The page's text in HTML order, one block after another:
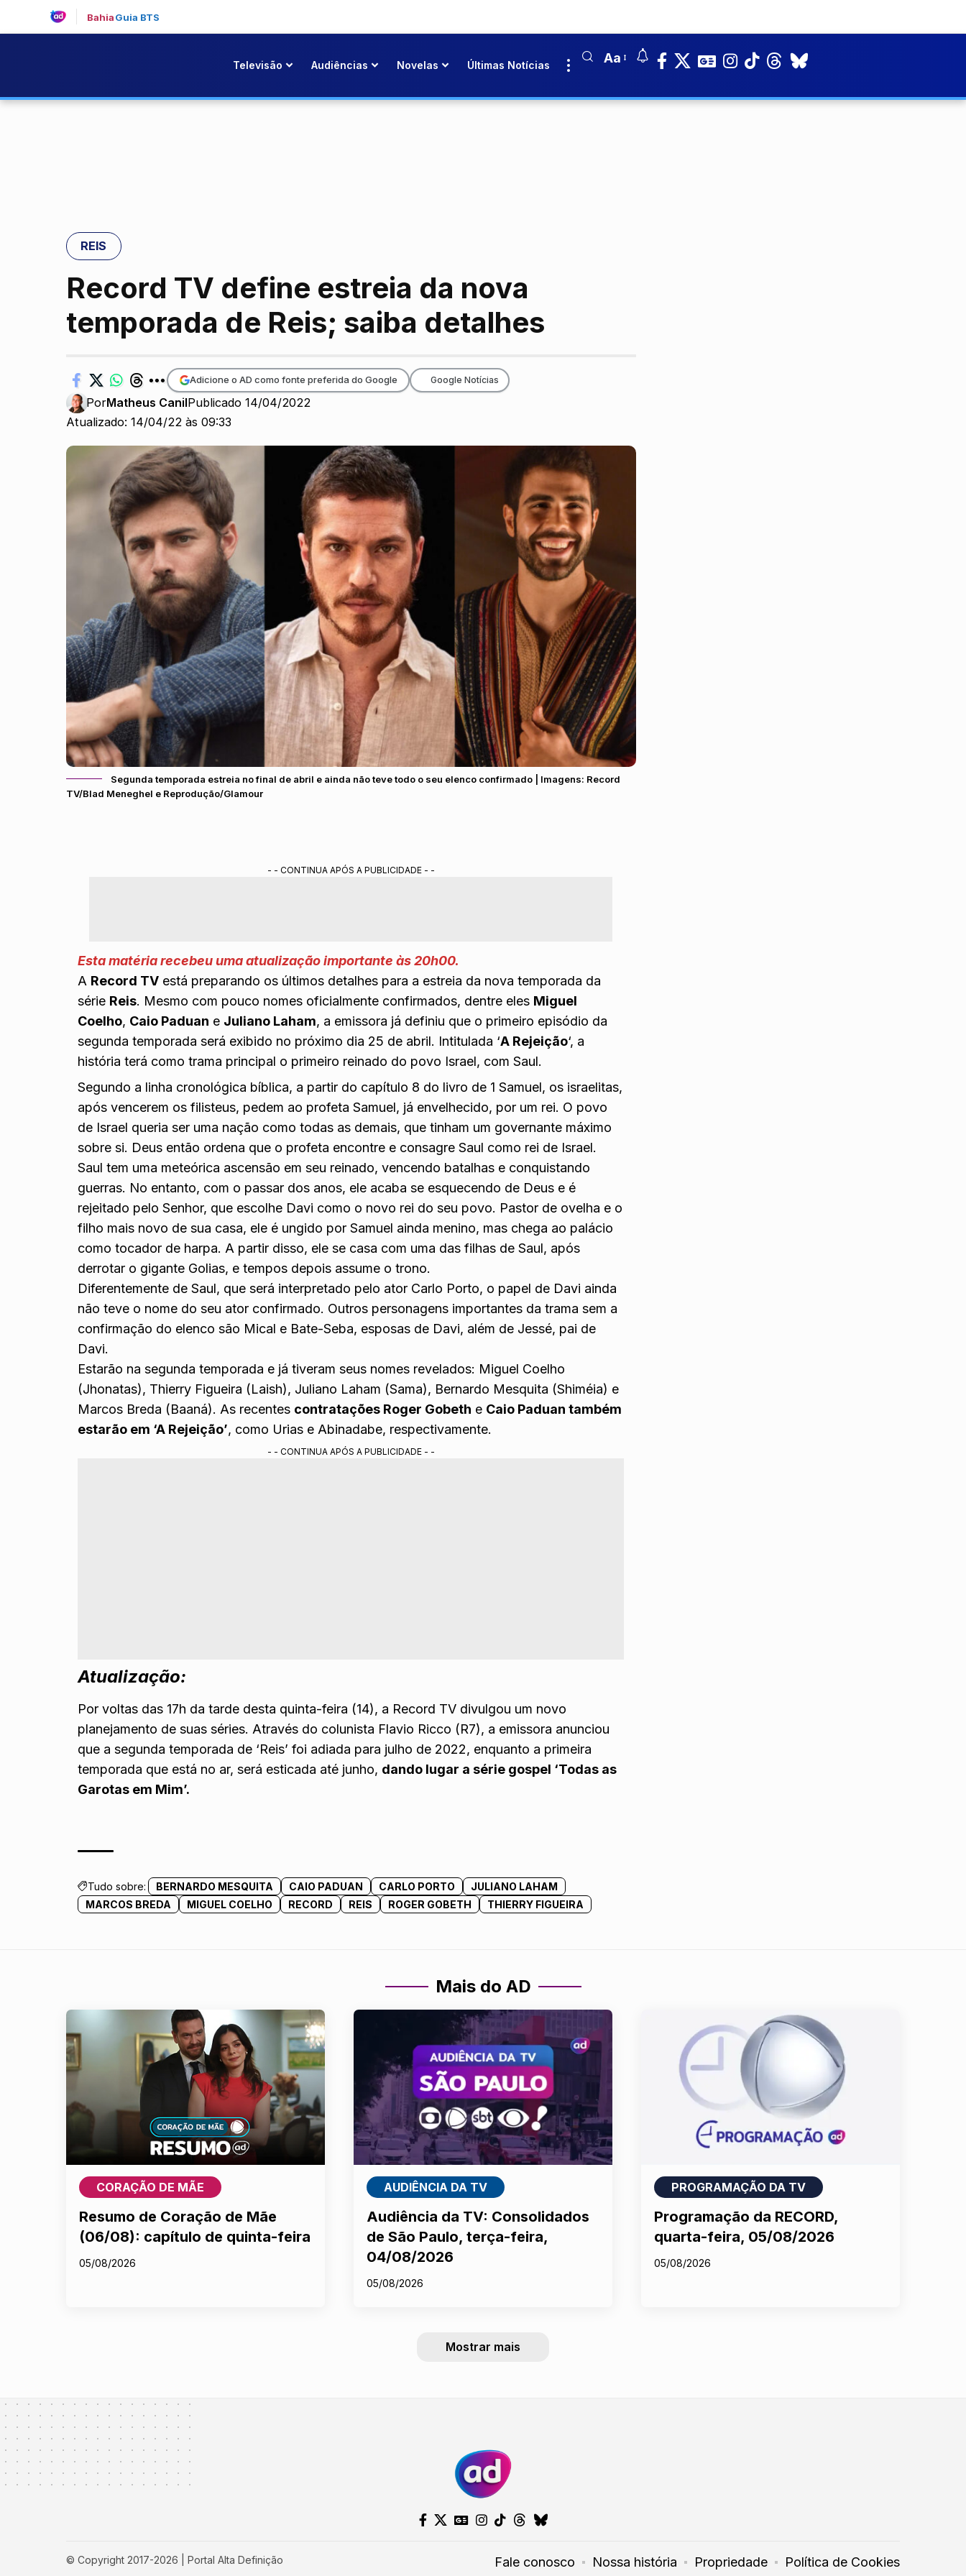
BahiaGuia BTS
Televisão Audiências Novelas Últimas Notícias Aa
REIS
Record TV define estreia da nova
temporada de Reis; saiba detalhes
Atualizado: 14/04/22 às 09:33
PorMatheus CanilPublicado 14/04/2022
Adicione o AD como fonte preferida do Google Google Notícias
Segunda temporada estreia no final de abril e ainda não teve todo o seu elenco confirmado | Imagens: Record
TV/Blad Meneghel e Reprodução/Glamour
- - CONTINUA APÓS A PUBLICIDADE - -
Esta matéria recebeu uma atualização importante às 20h00.
A Record TV está preparando os últimos detalhes para a estreia da nova temporada da
série Reis. Mesmo com pouco nomes oficialmente confirmados, dentre eles Miguel
Coelho, Caio Paduan e Juliano Laham, a emissora já definiu que o primeiro episódio da
segunda temporada será exibido no próximo dia 25 de abril. Intitulada ‘A Rejeição‘, a
história terá como trama principal o primeiro reinado do povo Israel, com Saul.
Segundo a linha cronológica bíblica, a partir do capítulo 8 do livro de 1 Samuel, os israelitas,
após vencerem os filisteus, pedem ao profeta Samuel, já envelhecido, por um rei. O povo
de Israel queria ser uma nação como todas as demais, que tinham um governante máximo
sobre si. Deus então ordena que o profeta encontre e consagre Saul como rei de Israel.
Saul tem uma meteórica ascensão em seu reinado, vencendo batalhas e conquistando
guerras. No entanto, com o passar dos anos, ele acaba se esquecendo de Deus e é
rejeitado pelo Senhor, que escolhe Davi como o novo rei do seu povo. Pastor de ovelha e o
filho mais novo de sua casa, ele é ungido por Samuel ainda menino, mas chega ao palácio
como tocador de harpa. A partir disso, ele se casa com uma das filhas de Saul, após
derrotar o gigante Golias, e tempos depois assume o trono.
Diferentemente de Saul, que será interpretado pelo ator Carlo Porto, o papel de Davi ainda
não teve o nome do seu ator confirmado. Outros personagens importantes da trama sem a
confirmação do elenco são Mical e Bate-Seba, esposas de Davi, além de Jessé, pai de
Davi.
Estarão na segunda temporada e já tiveram seus nomes revelados: Miguel Coelho
(Jhonatas), Thierry Figueira (Laish), Juliano Laham (Sama), Bernardo Mesquita (Shiméia) e
Marcos Breda (Baaná). As recentes contratações Roger Gobeth e Caio Paduan também
estarão em ‘A Rejeição’, como Urias e Abinadabe, respectivamente.
- - CONTINUA APÓS A PUBLICIDADE - -
Atualização:
Por voltas das 17h da tarde desta quinta-feira (14), a Record TV divulgou um novo
planejamento de suas séries. Através do colunista Flavio Ricco (R7), a emissora anunciou
que a segunda temporada de ‘Reis’ foi adiada para julho de 2022, enquanto a primeira
temporada que está no ar, será esticada até junho, dando lugar a série gospel ‘Todas as
Garotas em Mim’.
Tudo sobre: BERNARDO MESQUITA CAIO PADUAN CARLO PORTO
JULIANO LAHAM
MARCOS BREDA
MIGUEL COELHO RECORD REIS ROGER GOBETH THIERRY FIGUEIRA
Mais do AD
CORAÇÃO DE MÃE
Resumo de Coração de Mãe
(06/08): capítulo de quinta-feira
05/08/2026
AUDIÊNCIA DA TV
Audiência da TV: Consolidados
de São Paulo, terça-feira,
04/08/2026
05/08/2026
PROGRAMAÇÃO DA TV
Programação da RECORD,
quarta-feira, 05/08/2026
05/08/2026
Mostrar mais
© Copyright 2017-2026 | Portal Alta Definição Fale conosco Nossa história Propriedade Política de Cookies